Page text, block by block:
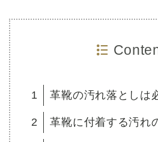
1 革靴の汚れ落としは
2 革靴に付着する汚れ